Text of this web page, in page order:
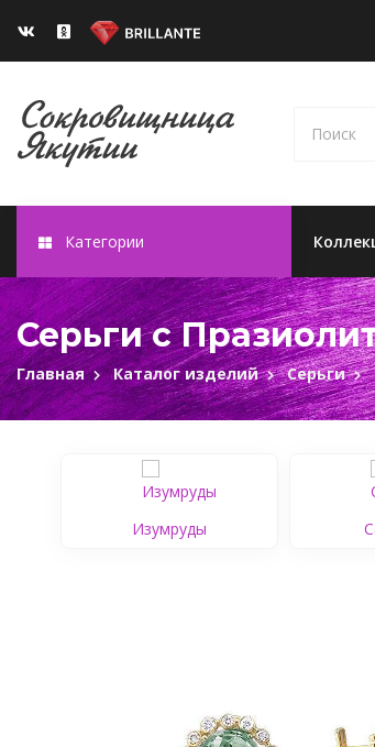
Категории
Серьги с
Главная Каталог изделий Серьги
Изумруды